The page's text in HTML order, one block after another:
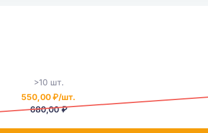
>10 шт.
550,00 ₽/шт.
680,00 ₽